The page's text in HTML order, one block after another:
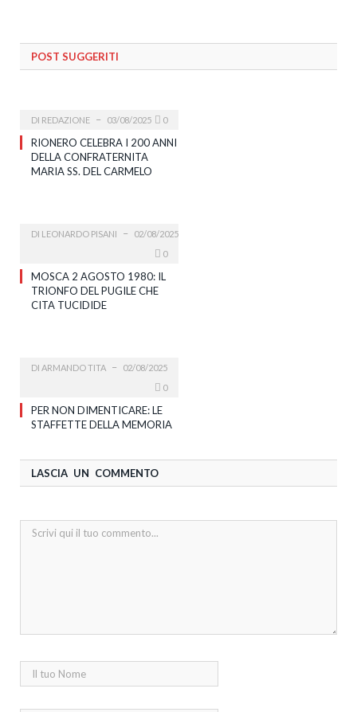
POST SUGGERITI
DI REDAZIONE 03/08/2025 0
RIONERO CELEBRA I 200 ANNI
DELLA CONFRATERNITA
MARIA SS. DEL CARMELO
DI LEONARDO PISANI
02/08/2025
0
MOSCA 2 AGOSTO 1980: IL
TRIONFO DEL PUGILE CHE
CITA TUCIDIDE
DI ARMANDO TITA
02/08/2025
0
PER NON DIMENTICARE: LE
STAFFETTE DELLA MEMORIA
LASCIA UN COMMENTO